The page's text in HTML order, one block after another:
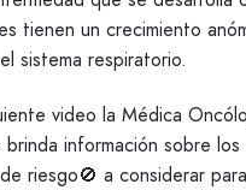
tienen un crecimiento
sistema respiratorio.
video la Médica
brinda información sobre
riesgo🚫 a considerar